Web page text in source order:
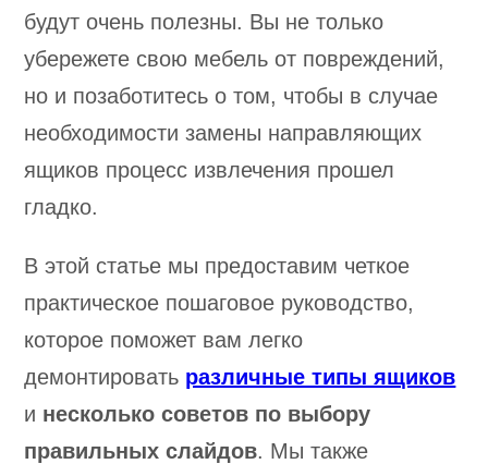
будут очень полезны. Вы не только
убережете свою мебель от повреждений,
но и позаботитесь о том, чтобы в случае
необходимости замены направляющих
ящиков процесс извлечения прошел
гладко.
В этой статье мы предоставим четкое
практическое пошаговое руководство,
которое поможет вам легко
демонтировать различные типы ящиков
и несколько советов по выбору
правильных слайдов. Мы также